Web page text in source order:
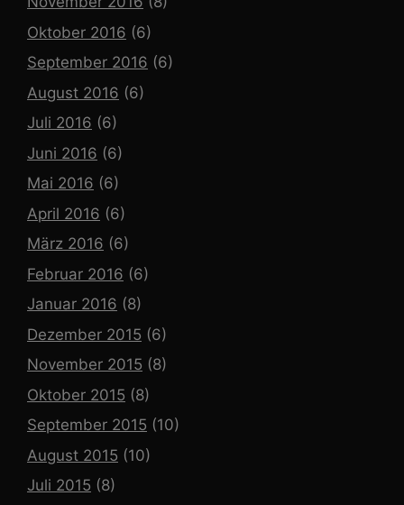
Oktober 2016 (6)
September 2016 (6)
August 2016 (6)
Juli 2016 (6)
Juni 2016 (6)
Mai 2016 (6)
April 2016 (6)
März 2016 (6)
Februar 2016 (6)
Januar 2016 (8)
Dezember 2015 (6)
November 2015 (8)
Oktober 2015 (8)
September 2015 (10)
August 2015 (10)
Juli 2015 (8)